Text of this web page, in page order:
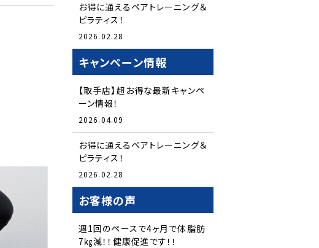
お得に通えるペアトレーニング＆
ピラティス！
2026.02.28
キャンペーン情報
【取手店】超お得な最新キャンペ
ーン情報！
2026.04.09
お得に通えるペアトレーニング＆
ピラティス！
2026.02.28
お客様の声
週1回のペースで4ヶ月で体脂肪
7㎏減！！健康促進です！！